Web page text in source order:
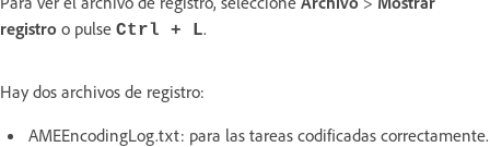
registro o pulse Ctrl + L.
Hay dos archivos de registro:
AMEEncodingLog.txt: para las tareas codificadas correctamente.